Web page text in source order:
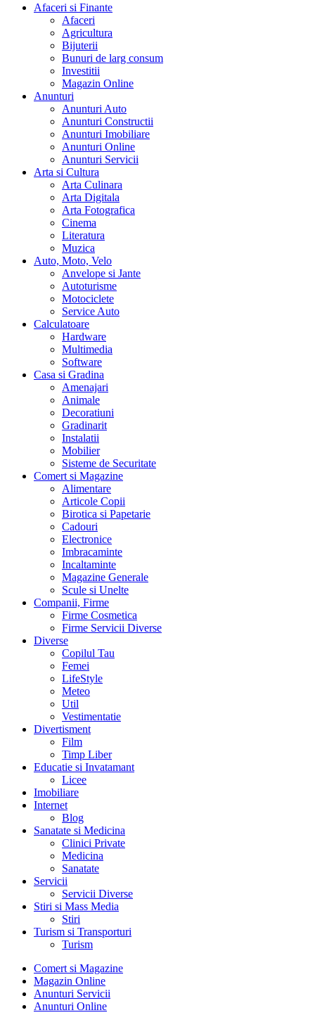
Afaceri si Finante
Afaceri
Agricultura
Bijuterii
Bunuri de larg consum
Investitii
Magazin Online
Anunturi
Anunturi Auto
Anunturi Constructii
Anunturi Imobiliare
Anunturi Online
Anunturi Servicii
Arta si Cultura
Arta Culinara
Arta Digitala
Arta Fotografica
Cinema
Literatura
Muzica
Auto, Moto, Velo
Anvelope si Jante
Autoturisme
Motociclete
Service Auto
Calculatoare
Hardware
Multimedia
Software
Casa si Gradina
Amenajari
Animale
Decoratiuni
Gradinarit
Instalatii
Mobilier
Sisteme de Securitate
Comert si Magazine
Alimentare
Articole Copii
Birotica si Papetarie
Cadouri
Electronice
Imbracaminte
Incaltaminte
Magazine Generale
Scule si Unelte
Companii, Firme
Firme Cosmetica
Firme Servicii Diverse
Diverse
Copilul Tau
Femei
LifeStyle
Meteo
Util
Vestimentatie
Divertisment
Film
Timp Liber
Educatie si Invatamant
Licee
Imobiliare
Internet
Blog
Sanatate si Medicina
Clinici Private
Medicina
Sanatate
Servicii
Servicii Diverse
Stiri si Mass Media
Stiri
Turism si Transporturi
Turism
Comert si Magazine
Magazin Online
Anunturi Servicii
Anunturi Online